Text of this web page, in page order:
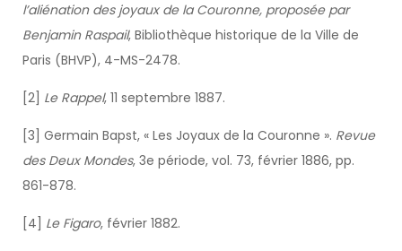
l’aliénation des joyaux de la Couronne, proposée par
Benjamin Raspail, Bibliothèque historique de la Ville de
Paris (BHVP), 4-MS-2478.
[2] Le Rappel, 11 septembre 1887.
[3] Germain Bapst, « Les Joyaux de la Couronne ». Revue
des Deux Mondes, 3e période, vol. 73, février 1886, pp.
861-878.
[4] Le Figaro, février 1882.